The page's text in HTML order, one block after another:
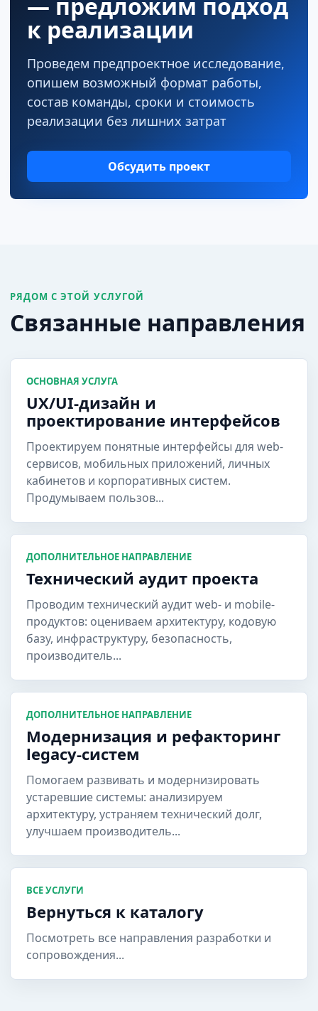
к реализации
Проведем предпроектное исследование,
опишем возможный формат работы,
состав команды, сроки и стоимость
реализации без лишних затрат
Обсудить проект
РЯДОМ С ЭТОЙ УСЛУГОЙ
Связанные направления
ОСНОВНАЯ УСЛУГА
UX/UI-дизайн и
проектирование интерфейсов
Проектируем понятные интерфейсы для web-
сервисов, мобильных приложений, личных
кабинетов и корпоративных систем.
Продумываем пользов...
ДОПОЛНИТЕЛЬНОЕ НАПРАВЛЕНИЕ
Технический аудит проекта
Проводим технический аудит web- и mobile-
продуктов: оцениваем архитектуру, кодовую
базу, инфраструктуру, безопасность,
производитель...
ДОПОЛНИТЕЛЬНОЕ НАПРАВЛЕНИЕ
Модернизация и рефакторинг
legacy-систем
Помогаем развивать и модернизировать
устаревшие системы: анализируем
архитектуру, устраняем технический долг,
улучшаем производитель...
ВСЕ УСЛУГИ
Вернуться к каталогу
Посмотреть все направления разработки и
сопровождения...